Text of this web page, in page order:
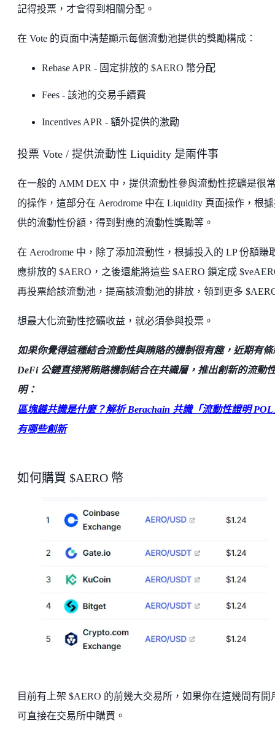
記得投票，才會得到相關分配。
在 Vote 的頁面中清楚顯示每個流動池提供的獎勵構成：
Rebase APR - 固定排放的 $AERO 幣分配
Fees - 該池的交易手續費
Incentives APR - 額外提供的激勵
投票 Vote / 提供流動性 Liquidity 是兩件事
在一般的 AMM DEX 中，提供流動性參與流動性挖礦是很
的操作，這部分在 Aerodrome 中在 Liquidity 頁面操作，根
供的流動性份額，得到對應的流動性獎勵等。
在 Aerodrome 中，除了添加流動性，根據投入的 LP 份額賺
應排放的 $AERO，之後還能將這些 $AERO 鎖定成
再投票給該流動池，提高該流動池的排放，領到更多
想最大化流動性挖礦收益，就必須參與投票。
如果你覺得這種結合流動性與賄賂的機制很有趣，近期有條
DeFi 公鏈直接將賄賂機制結合在共識層，推出創新的流動
明：
區塊鏈共識是什麼？解析 Berachain 共識「流動性證明
有哪些創新
如何購買 $AERO 幣
目前有上架 $AERO 的前幾大交易所，如果你在這幾間有開
可直接在交易所中購買。